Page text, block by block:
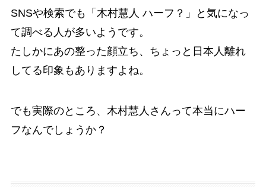
SNSや検索でも「木村慧人 ハーフ？」と気になっ
て調べる人が多いようです。
たしかにあの整った顔立ち、ちょっと日本人離れ
してる印象もありますよね。
でも実際のところ、木村慧人さんって本当にハー
フなんでしょうか？